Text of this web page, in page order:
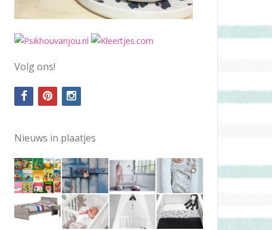
Volg ons!
facebookpinterest
Nieuws in plaatjes